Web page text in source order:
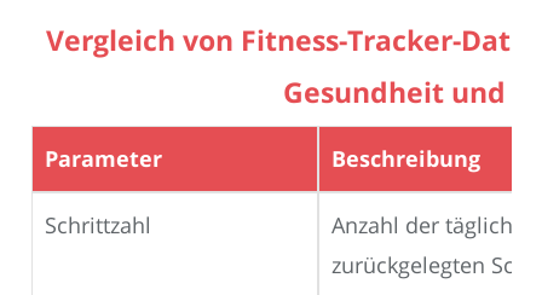
Vergleich von Fitness-Tracker-
Gesundheit und
Parameter Beschreibung
Schrittzahl
Anzahl der täglich
zurückgelegten